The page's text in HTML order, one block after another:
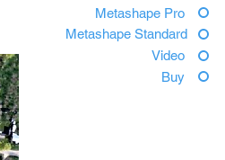
Metashape Pro
Metashape Standard
Video
Buy